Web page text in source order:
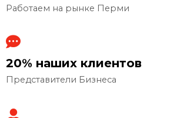
Работаем на рынке Перми
20% наших клиентов
Представители Бизнеса